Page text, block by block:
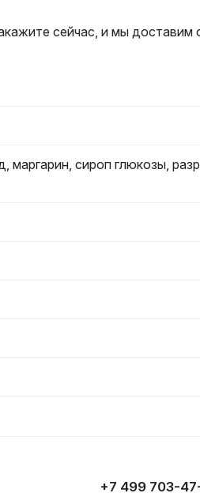
сейчас, и мы доставим
маргарин, сироп глюкозы,
+7 499 703-